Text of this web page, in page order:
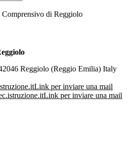
Comprensivo di Reggiolo
Reggiolo (Reggio Emilia) Italy
Link per inviare una mail
Link per inviare una mail